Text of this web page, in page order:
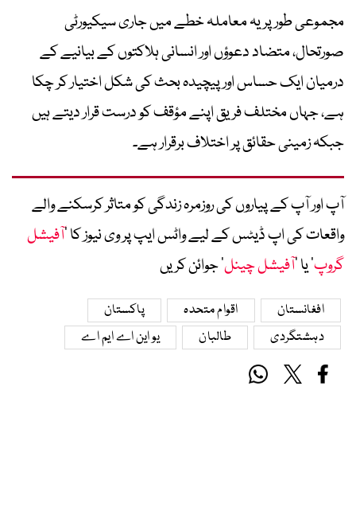
مجموعی طور پر یہ معاملہ خطے میں جاری سیکیورٹی
صورتحال، متضاد دعوؤں اور انسانی ہلاکتوں کے بیانیے کے
درمیان ایک حساس اور پیچیدہ بحث کی شکل اختیار کر چکا
ہے، جہاں مختلف فریق اپنے مؤقف کو درست قرار دیتے ہیں
جبکہ زمینی حقائق پر اختلاف برقرار ہے۔
آپ اور آپ کے پیاروں کی روزمرہ زندگی کو متاثر کرسکنے والے
واقعات کی اپ ڈیٹس کے لیے واٹس ایپ پر وی نیوز کا ’آفیشل
گروپ‘ یا ’آفیشل چینل‘ جوائن کریں
افغانستان اقوام متحدہ
پاکستان
دہشتگردی
طالبان یو این اے ایم اے